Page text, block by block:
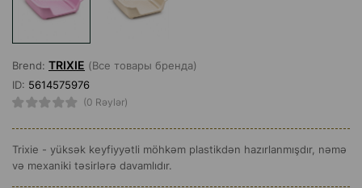
Brend: TRIXIE (Все товары бренда)
ID: 5614575976
(0 Rəylər)
Trixie - yüksək keyfiyyətli möhkəm plastikdən hazırlanmışdır, nəmə
və mexaniki təsirlərə davamlıdır.